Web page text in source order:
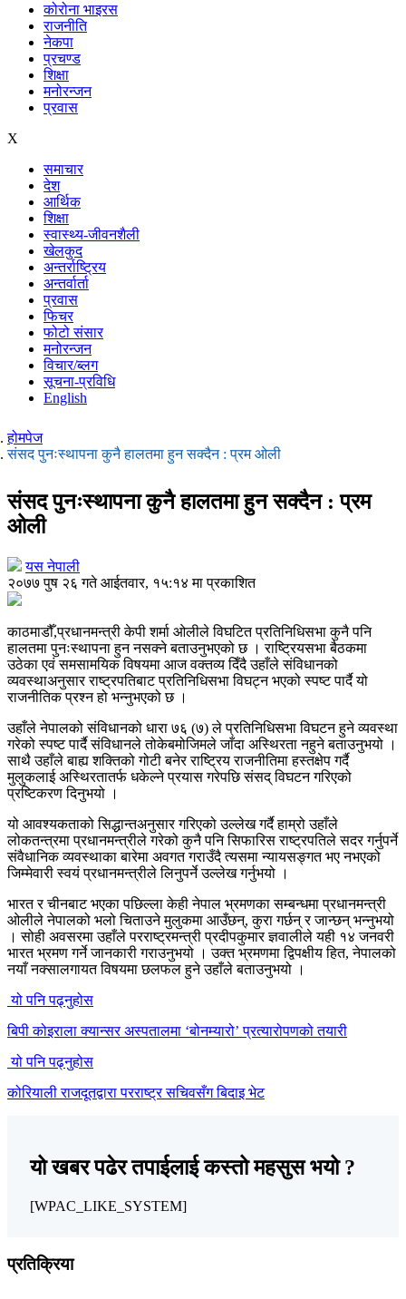
कोरोना भाइरस
राजनीति
नेकपा
प्रचण्ड
शिक्षा
मनोरन्जन
प्रवास
X
समाचार
देश
आर्थिक
शिक्षा
स्वास्थ्य-जीवनशैली
खेलकुद
अन्तर्राष्ट्रिय
अन्तर्वार्ता
प्रवास
फिचर
फोटो संसार
मनोरन्जन
विचार/ब्लग
सूचना-प्रविधि
English
होमपेज
संसद पुनःस्थापना कुनै हालतमा हुन सक्दैन : प्रम ओली
संसद पुनःस्थापना कुनै हालतमा हुन सक्दैन : प्रम
ओली
यस नेपाली
२०७७ पुष २६ गते आईतवार, १५:१४ मा प्रकाशित
काठमाडौँ,प्रधानमन्त्री केपी शर्मा ओलीले विघटित प्रतिनिधिसभा कुनै पनि
हालतमा पुनःस्थापना हुन नसक्ने बताउनुभएको छ । राष्ट्रियसभा बैठकमा
उठेका एवं समसामयिक विषयमा आज वक्तव्य दिँदै उहाँले संविधानको
व्यवस्थाअनुसार राष्ट्रपतिबाट प्रतिनिधिसभा विघट्न भएको स्पष्ट पार्दै यो
राजनीतिक प्रश्न हो भन्नुभएको छ ।
उहाँले नेपालको संविधानको धारा ७६ (७) ले प्रतिनिधिसभा विघटन हुने व्यवस्था
गरेको स्पष्ट पार्दै संविधानले तोकेबमोजिमले जाँदा अस्थिरता नहुने बताउनुभयो ।
साथै उहाँले बाह्य शक्तिको गोटी बनेर राष्ट्रिय राजनीतिमा हस्तक्षेप गर्दै
मुलुकलाई अस्थिरतातर्फ धकेल्ने प्रयास गरेपछि संसद् विघटन गरिएको
प्रष्टिकरण दिनुभयो ।
यो आवश्यकताको सिद्धान्तअनुसार गरिएको उल्लेख गर्दै हाम्रो उहाँले
लोकतन्त्रमा प्रधानमन्त्रीले गरेको कुनै पनि सिफारिस राष्ट्रपतिले सदर गर्नुपर्ने
संवैधानिक व्यवस्थाका बारेमा अवगत गराउँदै त्यसमा न्यायसङ्गत भए नभएको
जिम्मेवारी स्वयं प्रधानमन्त्रीले लिनुपर्ने उल्लेख गर्नुभयो ।
भारत र चीनबाट भएका पछिल्ला केही नेपाल भ्रमणका सम्बन्धमा प्रधानमन्त्री
ओलीले नेपालको भलो चिताउने मुलुकमा आउँछन्, कुरा गर्छन् र जान्छन् भन्नुभयो
। सोही अवसरमा उहाँले परराष्ट्रमन्त्री प्रदीपकुमार ज्ञवालीले यही १४ जनवरी
भारत भ्रमण गर्ने जानकारी गराउनुभयो । उक्त भ्रमणमा द्विपक्षीय हित, नेपालको
नयाँ नक्सालगायत विषयमा छलफल हुने उहाँले बताउनुभयो ।
यो पनि पढ्नुहोस
बिपी कोइराला क्यान्सर अस्पतालमा ‘बोनम्यारो’ प्रत्यारोपणको तयारी
यो पनि पढ्नुहोस
कोरियाली राजदूतद्वारा परराष्ट्र सचिवसँग बिदाइ भेट
यो खबर पढेर तपाईलाई कस्तो महसुस भयो ?
[WPAC_LIKE_SYSTEM]
प्रतिक्रिया